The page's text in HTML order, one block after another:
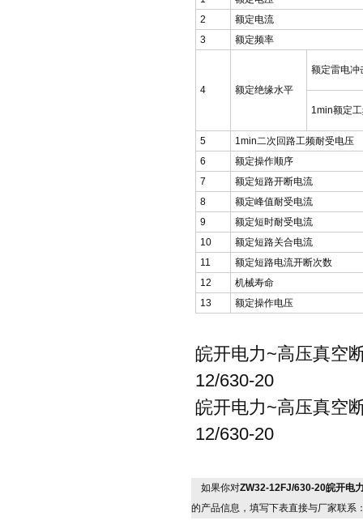
2
额定电流
3
额定频率
4 额定绝缘水平
额定雷电冲
1min额定
5 1min二次回路工频耐受电压
6
额定操作顺序
7
额定短路开断电流
8
额定峰值耐受电流
9
额定短时耐受电流
10
额定短路关合电流
11
额定短路电流开断次数
12
机械寿命
13
额定操作电压
皖开电力~高压真空
12/630-20
皖开电力~高压真空
12/630-20
如果你对ZW32-12FJ/630-20皖开电
的产品信息，填写下表直接与厂家联系